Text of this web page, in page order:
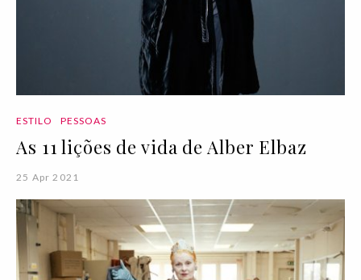
ESTILO PESSOAS
As 11 lições de vida de Alber Elbaz
25 Apr 2021